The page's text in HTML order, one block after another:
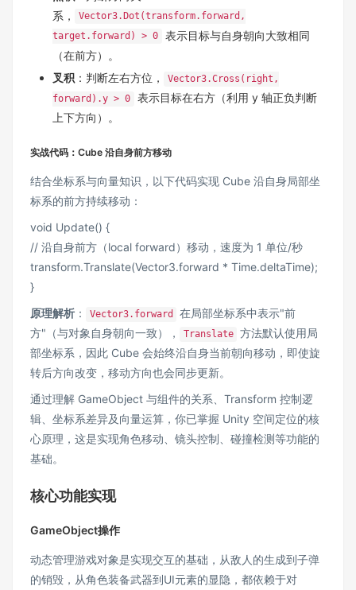
系，
Vector3.Dot(transform.forward,
target.forward) > 0
表示目标与自身朝向大致相同
（在前方）。
叉积 ：判断左右方位，
Vector3.Cross(right,
forward).y > 0
表示目标在右方（利用 y 轴正负判断
上下方向）。
实战代码：Cube 沿自身前方移动
结合坐标系与向量知识，以下代码实现 Cube 沿自身局部坐
标系的前方持续移动：
void Update() {
// 沿自身前方（local forward）移动，速度为 1 单位/秒
transform.Translate(Vector3.forward * Time.deltaTime);
}
原理解析 ： Vector3.forward
在局部坐标系中表示"前
方"（与对象自身朝向一致），
Translate 方法默认使用局
部坐标系，因此 Cube 会始终沿自身当前朝向移动，即使旋
转后方向改变，移动方向也会同步更新。
通过理解 GameObject 与组件的关系、Transform 控制逻
辑、坐标系差异及向量运算，你已掌握 Unity 空间定位的核
心原理，这是实现角色移动、镜头控制、碰撞检测等功能的
基础。
核心功能实现
GameObject操作
动态管理游戏对象是实现交互的基础，从敌人的生成到子弹
的销毁，从角色装备武器到UI元素的显隐，都依赖于对